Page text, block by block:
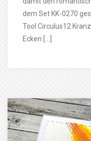
dem Set KK-0270
Tool Circulus12
Ecken […]